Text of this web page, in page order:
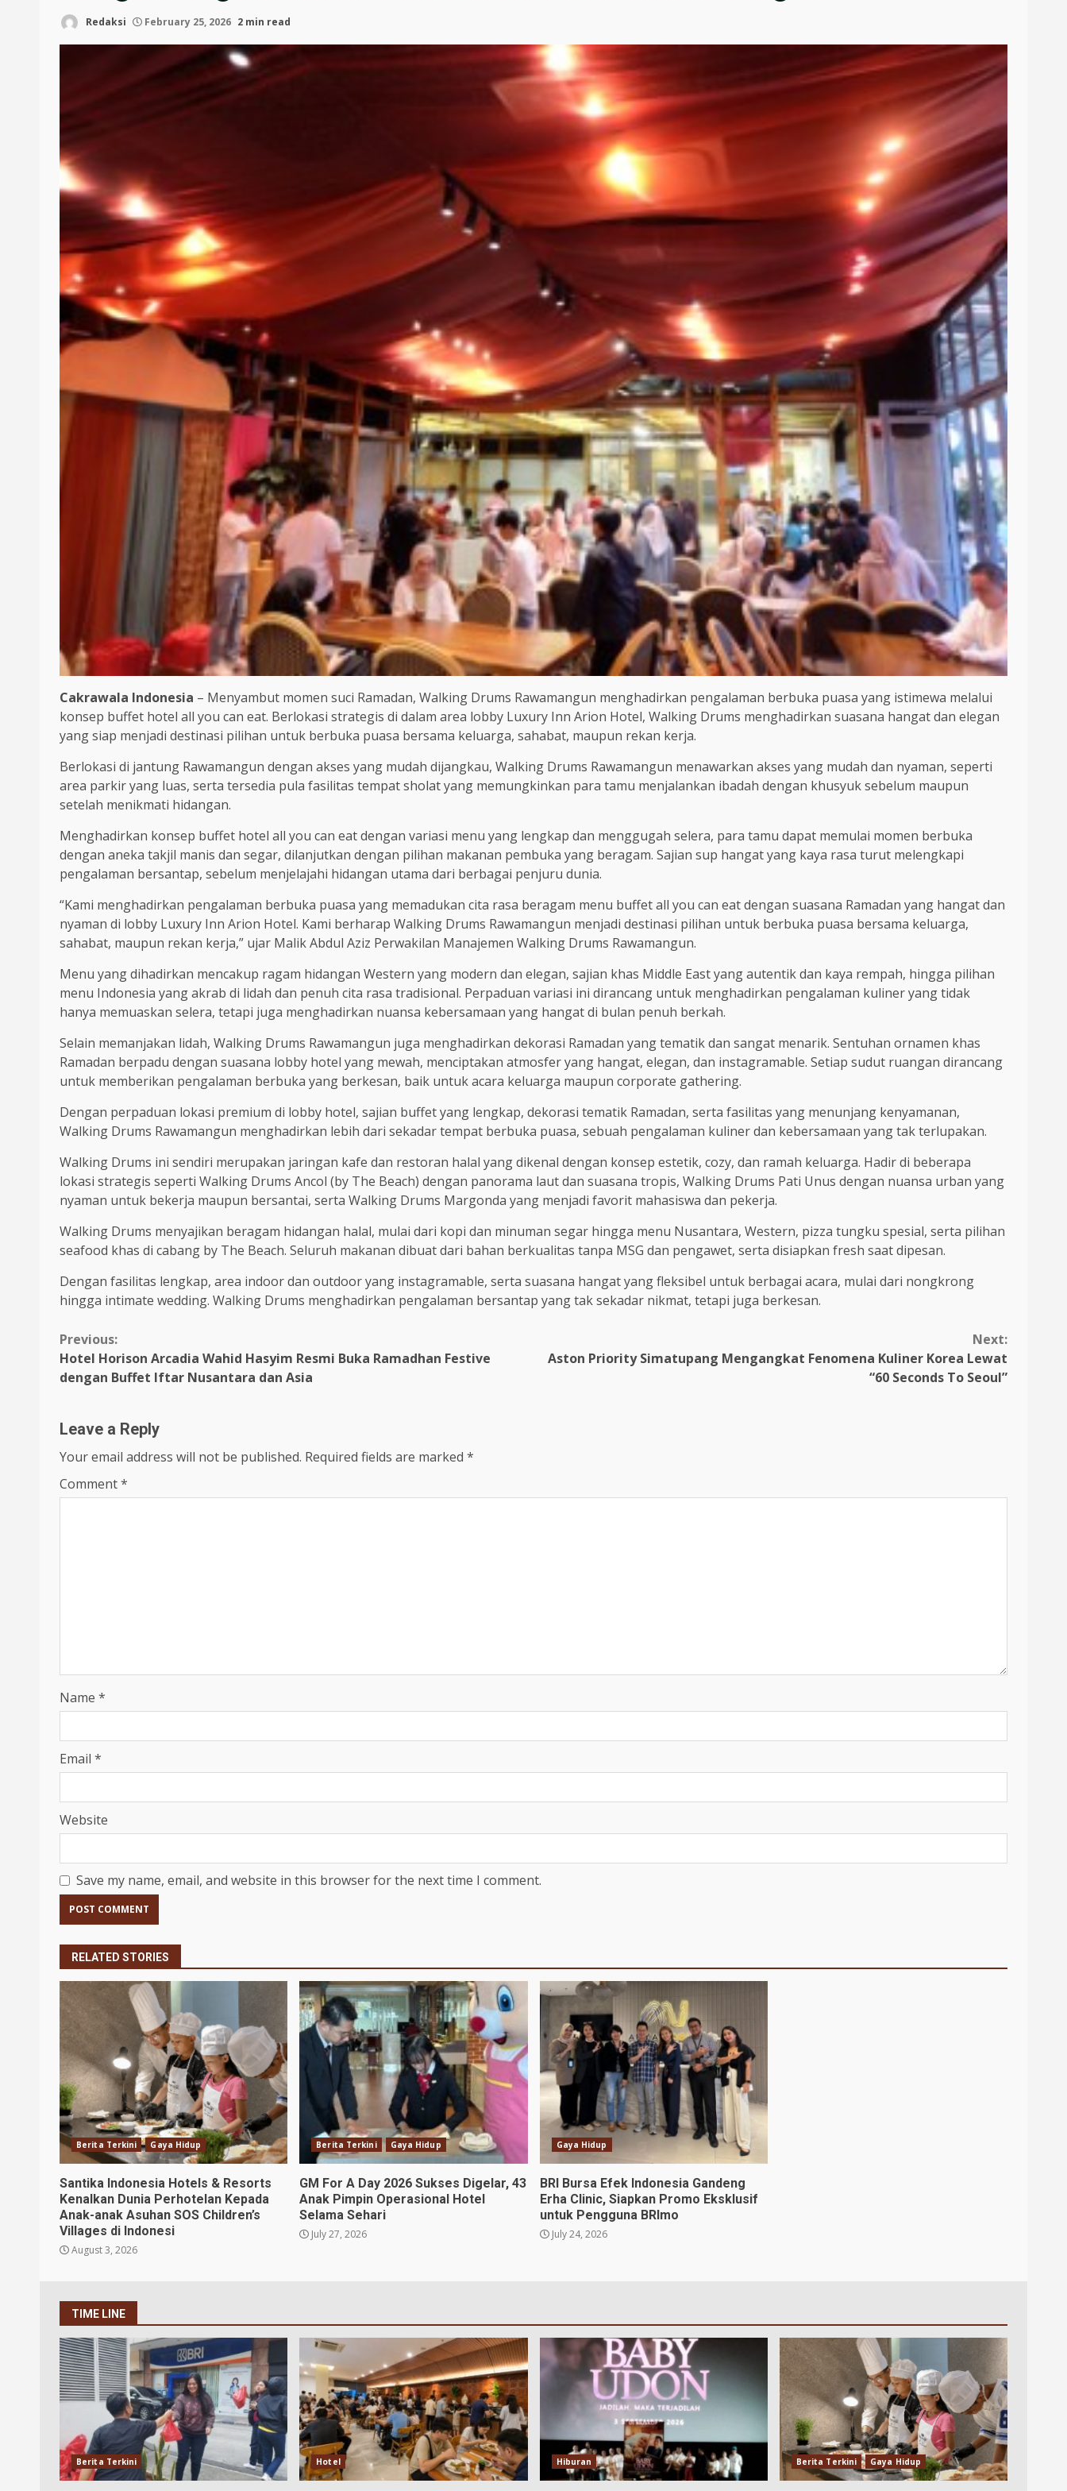
Redaksi February 25, 2026 2 min read
Cakrawala Indonesia – Menyambut momen suci Ramadan, Walking Drums Rawamangun menghadirkan pengalaman berbuka puasa yang istimewa melalui
konsep buffet hotel all you can eat. Berlokasi strategis di dalam area lobby Luxury Inn Arion Hotel, Walking Drums menghadirkan suasana hangat dan elegan
yang siap menjadi destinasi pilihan untuk berbuka puasa bersama keluarga, sahabat, maupun rekan kerja.
Berlokasi di jantung Rawamangun dengan akses yang mudah dijangkau, Walking Drums Rawamangun menawarkan akses yang mudah dan nyaman, seperti
area parkir yang luas, serta tersedia pula fasilitas tempat sholat yang memungkinkan para tamu menjalankan ibadah dengan khusyuk sebelum maupun
setelah menikmati hidangan.
Menghadirkan konsep buffet hotel all you can eat dengan variasi menu yang lengkap dan menggugah selera, para tamu dapat memulai momen berbuka
dengan aneka takjil manis dan segar, dilanjutkan dengan pilihan makanan pembuka yang beragam. Sajian sup hangat yang kaya rasa turut melengkapi
pengalaman bersantap, sebelum menjelajahi hidangan utama dari berbagai penjuru dunia.
“Kami menghadirkan pengalaman berbuka puasa yang memadukan cita rasa beragam menu buffet all you can eat dengan suasana Ramadan yang hangat dan
nyaman di lobby Luxury Inn Arion Hotel. Kami berharap Walking Drums Rawamangun menjadi destinasi pilihan untuk berbuka puasa bersama keluarga,
sahabat, maupun rekan kerja,” ujar Malik Abdul Aziz Perwakilan Manajemen Walking Drums Rawamangun.
Menu yang dihadirkan mencakup ragam hidangan Western yang modern dan elegan, sajian khas Middle East yang autentik dan kaya rempah, hingga pilihan
menu Indonesia yang akrab di lidah dan penuh cita rasa tradisional. Perpaduan variasi ini dirancang untuk menghadirkan pengalaman kuliner yang tidak
hanya memuaskan selera, tetapi juga menghadirkan nuansa kebersamaan yang hangat di bulan penuh berkah.
Selain memanjakan lidah, Walking Drums Rawamangun juga menghadirkan dekorasi Ramadan yang tematik dan sangat menarik. Sentuhan ornamen khas
Ramadan berpadu dengan suasana lobby hotel yang mewah, menciptakan atmosfer yang hangat, elegan, dan instagramable. Setiap sudut ruangan dirancang
untuk memberikan pengalaman berbuka yang berkesan, baik untuk acara keluarga maupun corporate gathering.
Dengan perpaduan lokasi premium di lobby hotel, sajian buffet yang lengkap, dekorasi tematik Ramadan, serta fasilitas yang menunjang kenyamanan,
Walking Drums Rawamangun menghadirkan lebih dari sekadar tempat berbuka puasa, sebuah pengalaman kuliner dan kebersamaan yang tak terlupakan.
Walking Drums ini sendiri merupakan jaringan kafe dan restoran halal yang dikenal dengan konsep estetik, cozy, dan ramah keluarga. Hadir di beberapa
lokasi strategis seperti Walking Drums Ancol (by The Beach) dengan panorama laut dan suasana tropis, Walking Drums Pati Unus dengan nuansa urban yang
nyaman untuk bekerja maupun bersantai, serta Walking Drums Margonda yang menjadi favorit mahasiswa dan pekerja.
Walking Drums menyajikan beragam hidangan halal, mulai dari kopi dan minuman segar hingga menu Nusantara, Western, pizza tungku spesial, serta pilihan
seafood khas di cabang by The Beach. Seluruh makanan dibuat dari bahan berkualitas tanpa MSG dan pengawet, serta disiapkan fresh saat dipesan.
Dengan fasilitas lengkap, area indoor dan outdoor yang instagramable, serta suasana hangat yang fleksibel untuk berbagai acara, mulai dari nongkrong
hingga intimate wedding. Walking Drums menghadirkan pengalaman bersantap yang tak sekadar nikmat, tetapi juga berkesan.
Continue
Reading
Previous:
Hotel Horison Arcadia Wahid Hasyim Resmi Buka Ramadhan Festive
dengan Buffet Iftar Nusantara dan Asia
Next:
Aston Priority Simatupang Mengangkat Fenomena Kuliner Korea Lewat
“60 Seconds To Seoul”
Leave a Reply
Your email address will not be published. Required fields are marked *
Comment*
Name *
Email *
Website
Save my name, email, and website in this browser for the next time I comment.
RELATED STORIES
Berita Terkini Gaya Hidup
Santika Indonesia Hotels & Resorts
Kenalkan Dunia Perhotelan Kepada
Anak-anak Asuhan SOS Children’s
Villages di Indonesi
August 3, 2026
Berita Terkini Gaya Hidup
GM For A Day 2026 Sukses Digelar, 43
Anak Pimpin Operasional Hotel
Selama Sehari
July 27, 2026
Gaya Hidup
BRI Bursa Efek Indonesia Gandeng
Erha Clinic, Siapkan Promo Eksklusif
untuk Pengguna BRImo
July 24, 2026
TIME LINE
Berita Terkini Hotel Hiburan Berita Terkini Gaya Hidup